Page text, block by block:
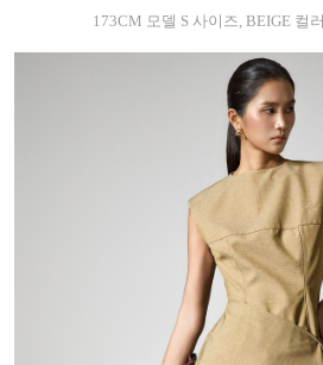
173CM 모델 S 사이즈, BEIGE 컬